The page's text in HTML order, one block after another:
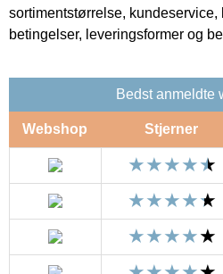
sortimentstørrelse, kundeservice,
betingelser, leveringsformer og
Bedst anmeldte
Webshop Stjerner